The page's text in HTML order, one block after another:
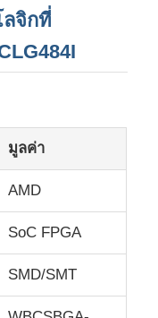
Array ระบบการตั้งโป
จิกที่
มูลค่า
AMD
SoC FPGA
SMD/SMT